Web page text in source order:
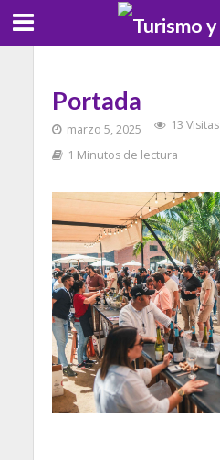
Portada
marzo 5, 2025
13 Visitas
1 Minutos de lectura